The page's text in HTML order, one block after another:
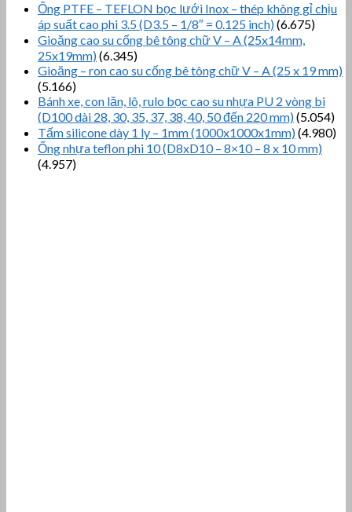
Ống PTFE – TEFLON bọc lưới Inox – thép không gỉ chịu
áp suất cao phi 3.5 (D3.5 – 1/8″ = 0.125 inch)(6.675)
Gioăng cao su cống bê tông chữ V – A (25x14mm,
25x19mm)(6.345)
Gioăng – ron cao su cống bê tông chữ V – A (25 x 19 mm)
(5.166)
Bánh xe, con lăn, lô, rulo bọc cao su nhựa PU 2 vòng bi
(D100 dài 28, 30, 35, 37, 38, 40, 50 đến 220 mm)(5.054)
Tấm silicone dày 1 ly – 1mm (1000x1000x1mm)(4.980)
Ống nhựa teflon phi 10 (D8xD10 – 8×10 – 8 x 10 mm)
(4.957)